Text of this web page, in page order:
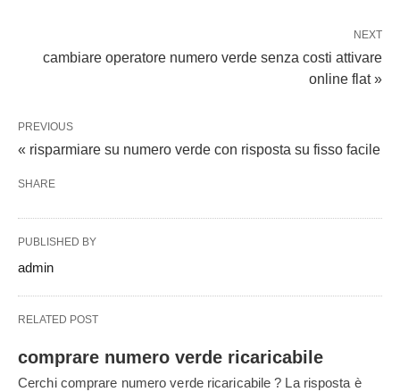
NEXT
cambiare operatore numero verde senza costi attivare
online flat »
PREVIOUS
« risparmiare su numero verde con risposta su fisso facile
SHARE
PUBLISHED BY
admin
RELATED POST
comprare numero verde ricaricabile
Cerchi comprare numero verde ricaricabile ? La risposta è